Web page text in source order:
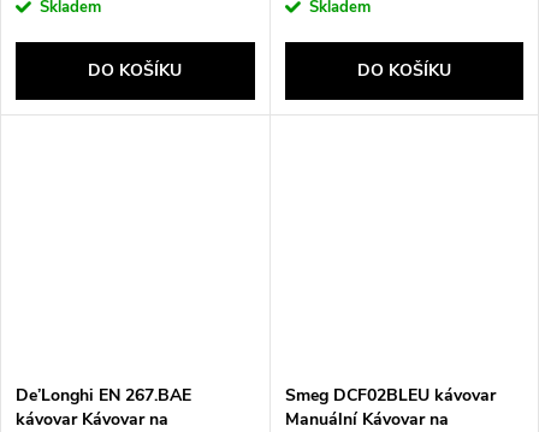
Skladem
DO KOŠÍKU
Skladem
DO KOŠÍKU
De’Longhi EN 267.BAE
kávovar Kávovar na
Smeg DCF02BLEU kávovar
Manuální Kávovar na